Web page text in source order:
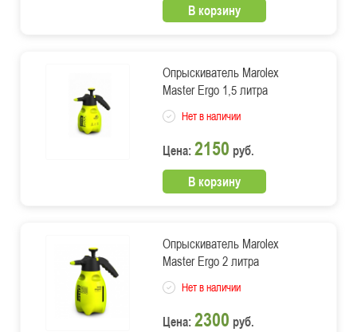
В корзину
Опрыскиватель Marolex
Master Ergo 1,5 литра
Нет в наличии
Цена: 2150 руб.
В корзину
Опрыскиватель Marolex
Master Ergo 2 литра
Нет в наличии
Цена: 2300 руб.